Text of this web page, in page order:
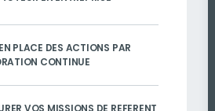
PLACE DES ACTIONS PAR
CONTINUE
VOS MISSIONS DE REFERENT